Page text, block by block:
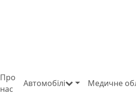
Про
нас
Автомобілі Медичне